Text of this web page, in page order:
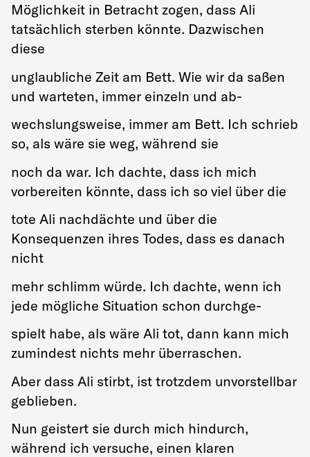
Möglichkeit in Betracht zogen, dass Ali
tatsächlich sterben könnte. Dazwischen
diese
unglaubliche Zeit am Bett. Wie wir da saßen
und warteten, immer einzeln und ab-
wechslungsweise, immer am Bett. Ich schrieb
so, als wäre sie weg, während sie
noch da war. Ich dachte, dass ich mich
vorbereiten könnte, dass ich so viel über die
tote Ali nachdächte und über die
Konsequenzen ihres Todes, dass es danach
nicht
mehr schlimm würde. Ich dachte, wenn ich
jede mögliche Situation schon durchge-
spielt habe, als wäre Ali tot, dann kann mich
zumindest nichts mehr überraschen.
Aber dass Ali stirbt, ist trotzdem unvorstellbar
geblieben.
Nun geistert sie durch mich hindurch,
während ich versuche, einen klaren